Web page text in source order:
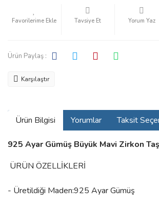
Tavsiye Et Yorum Yaz
Ürün Paylaş :
Karşılaştır
Ürün Bilgisi Yorumlar Taksit
925 Ayar Gümüş Büyük Mavi Zirkon
ÜRÜN ÖZELLİKLERİ
- Üretildiği Maden:925 Ayar Gümüş